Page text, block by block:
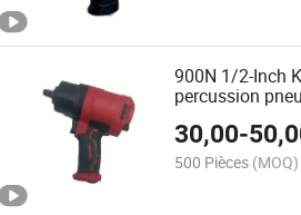
900N 1/2-Inch
percussion
30,00-
500 Pièces (MOQ)